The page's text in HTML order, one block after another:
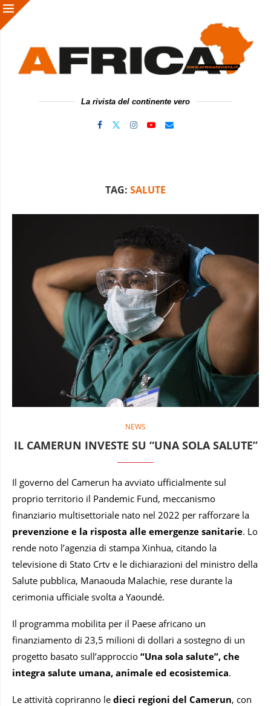
La rivista del continente vero
TAG: SALUTE
NEWS
IL CAMERUN INVESTE SU “UNA SOLA SALUTE”
Il governo del Camerun ha avviato ufficialmente sul
proprio territorio il Pandemic Fund, meccanismo
finanziario multisettoriale nato nel 2022 per rafforzare la
prevenzione e la risposta alle emergenze sanitarie. Lo
rende noto l’agenzia di stampa Xinhua, citando la
televisione di Stato Crtv e le dichiarazioni del ministro della
Salute pubblica, Manaouda Malachie, rese durante la
cerimonia ufficiale svolta a Yaoundé.
Il programma mobilita per il Paese africano un
finanziamento di 23,5 milioni di dollari a sostegno di un
progetto basato sull’approccio “Una sola salute”, che
integra salute umana, animale ed ecosistemica.
Le attività copriranno le dieci regioni del Camerun, con